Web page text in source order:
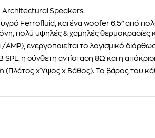
Architectural Speakers.
Ferrofluid, και ένα woofer 6,5” από
πολύ υψηλές & χαμηλές θερμοκρασίες
/AMP), ενεργοποιείται το λογισμικό
SPL, η σύνθετη αντίσταση 8Ω και η
(Πλάτος x Ύψος x Bάθος). Το βάρος του